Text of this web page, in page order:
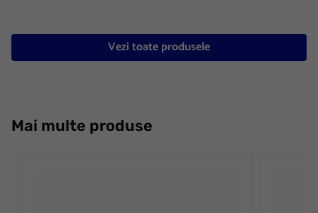
Vezi toate produsele
Mai multe produse